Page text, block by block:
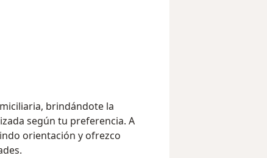
brindándote la
según tu preferencia. A
orientación y ofrezco